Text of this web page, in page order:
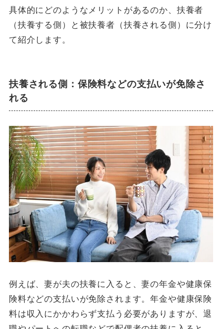
具体的にどのようなメリットがあるのか、扶養者
（扶養する側）と被扶養者（扶養される側）に分け
て紹介します。
扶養される側：保険料などの支払いが免除さ
れる
例えば、妻が夫の扶養に入ると、妻の年金や健康保
険料などの支払いが免除されます。年金や健康保険
料は収入にかかわらず支払う必要がありますが、退